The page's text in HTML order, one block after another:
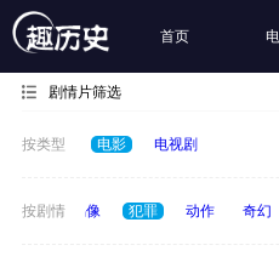
首页
剧情片筛选
按类型 电影 电视剧
按剧情青春偶像 犯罪 动作 奇幻